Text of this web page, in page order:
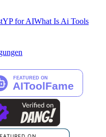
YP for AIWhat Is Ai Tools